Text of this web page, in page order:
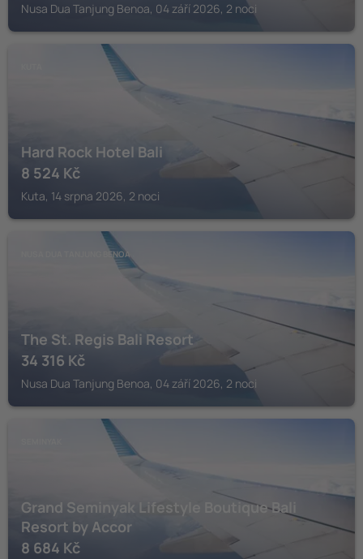
Nusa Dua Tanjung Benoa, 04 září 2026, 2 noci
Hard Rock Hotel Bali
8 524 Kč
Kuta, 14 srpna 2026, 2 noci
NUSA DUA TANJUNG BENOA
The St. Regis Bali Resort
34 316 Kč
Nusa Dua Tanjung Benoa, 04 září 2026, 2 noci
Grand Seminyak Lifestyle Boutique Bali
Resort by Accor
8 684 Kč